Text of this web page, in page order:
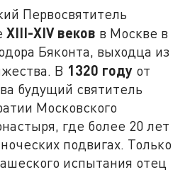
Первосвятитель
XIII-XIV веков в Москве в
Бяконта, выходца из
В 1320 году от
будущий святитель
Московского
где более 20 лет
подвигах. Только
испытания отец